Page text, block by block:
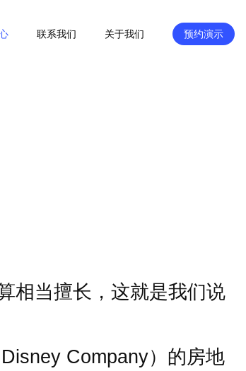
预约演示
关于我们
联系我们
相当擅长，这就是我们说
Company）的房地